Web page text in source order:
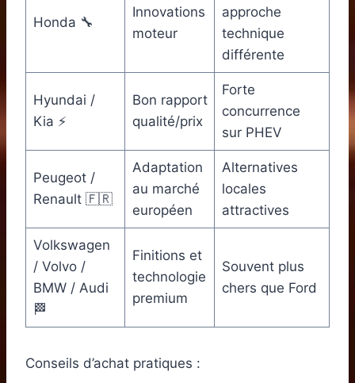
Honda 🔧
Innovations
moteur
approche
technique
différente
Hyundai /
Kia ⚡
Bon rapport
qualité/prix
Forte
concurrence
sur PHEV
Peugeot /
Renault 🇫🇷
Adaptation
au marché
européen
Alternatives
locales
attractives
Volkswagen
/ Volvo /
BMW / Audi
🏁
Finitions et
technologie
premium
Souvent plus
chers que Ford
Conseils d’achat pratiques :